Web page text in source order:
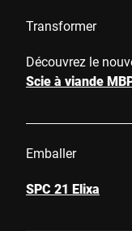
Transformer
Découvrez le
Scie à viande
Emballer
SPC 21 Elixa